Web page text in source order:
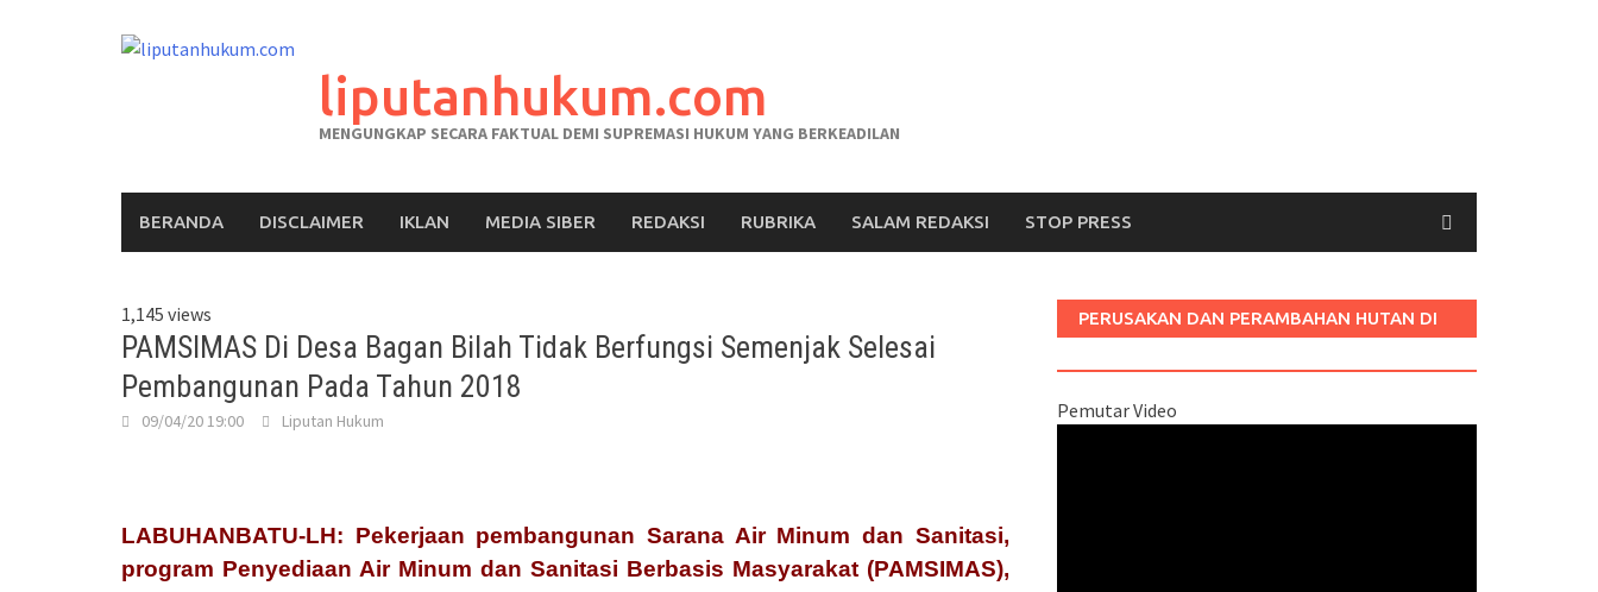
liputanhukum.com
MENGUNGKAP SECARA FAKTUAL DEMI SUPREMASI HUKUM YANG BERKEADILAN
BERANDA DISCLAIMER IKLAN MEDIA SIBER REDAKSI RUBRIKA SALAM REDAKSI STOP PRESS
1,145 views
PAMSIMAS Di Desa Bagan Bilah Tidak Berfungsi Semenjak Selesai
Pembangunan Pada Tahun 2018
09/04/20 19:00 Liputan Hukum
LABUHANBATU-LH: Pekerjaan pembangunan Sarana Air Minum dan Sanitasi,
program Penyediaan Air Minum dan Sanitasi Berbasis Masyarakat (PAMSIMAS),
PERUSAKAN DAN PERAMBAHAN HUTAN DI
Pemutar Video